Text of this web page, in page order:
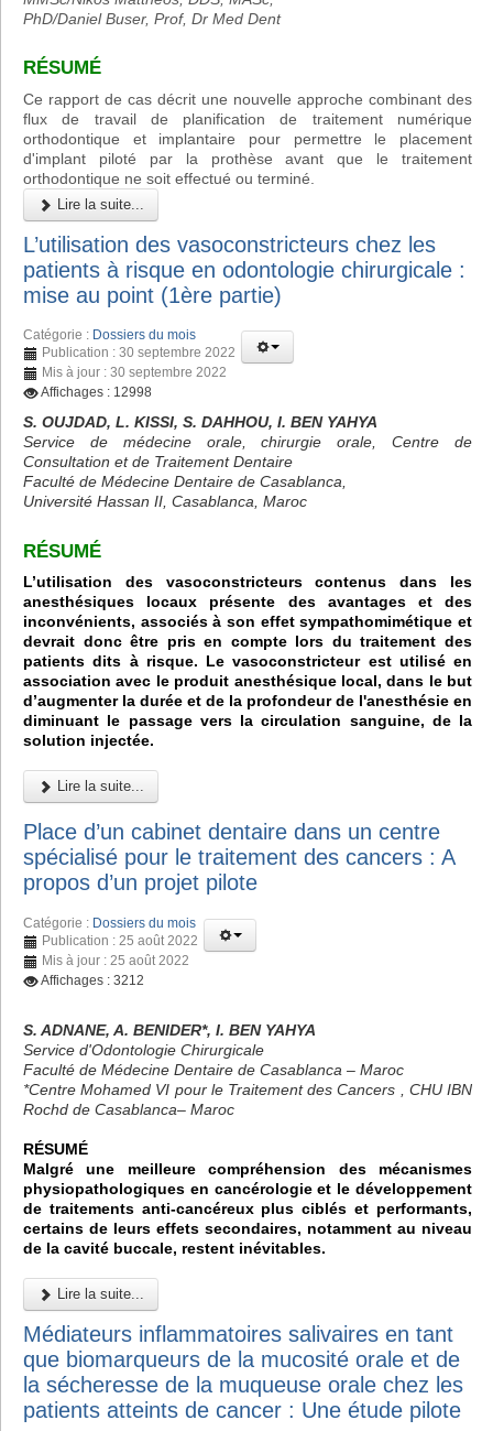
PhD/Daniel Buser, Prof, Dr Med Dent
RÉSUMÉ
Ce rapport de cas décrit une nouvelle approche combinant des
flux de travail de planification de traitement numérique
orthodontique et implantaire pour permettre le placement
d'implant piloté par la prothèse avant que le traitement
orthodontique ne soit effectué ou terminé.
Lire la suite...
L’utilisation des vasoconstricteurs chez les
patients à risque en odontologie chirurgicale :
mise au point (1ère partie)
Catégorie : Dossiers du mois
Publication : 30 septembre 2022
Mis à jour : 30 septembre 2022
Affichages : 12998
S. OUJDAD, L. KISSI, S. DAHHOU, I. BEN YAHYA
Service de médecine orale, chirurgie orale, Centre de
Consultation et de Traitement Dentaire
Faculté de Médecine Dentaire de Casablanca,
Université Hassan II, Casablanca, Maroc
RÉSUMÉ
L’utilisation des vasoconstricteurs contenus dans les
anesthésiques locaux présente des avantages et des
inconvénients, associés à son effet sympathomimétique et
devrait donc être pris en compte lors du traitement des
patients dits à risque. Le vasoconstricteur est utilisé en
association avec le produit anesthésique local, dans le but
d’augmenter la durée et de la profondeur de l'anesthésie en
diminuant le passage vers la circulation sanguine, de la
solution injectée.
Lire la suite...
Place d’un cabinet dentaire dans un centre
spécialisé pour le traitement des cancers : A
propos d’un projet pilote
Catégorie : Dossiers du mois
Publication : 25 août 2022
Mis à jour : 25 août 2022
Affichages : 3212
S. ADNANE, A. BENIDER*, I. BEN YAHYA
Service d'Odontologie Chirurgicale
Faculté de Médecine Dentaire de Casablanca – Maroc
*Centre Mohamed VI pour le Traitement des Cancers , CHU IBN
Rochd de Casablanca– Maroc
RÉSUMÉ
Malgré une meilleure compréhension des mécanismes
physiopathologiques en cancérologie et le développement
de traitements anti-cancéreux plus ciblés et performants,
certains de leurs effets secondaires, notamment au niveau
de la cavité buccale, restent inévitables.
Lire la suite...
Médiateurs inflammatoires salivaires en tant
que biomarqueurs de la mucosité orale et de
la sécheresse de la muqueuse orale chez les
patients atteints de cancer : Une étude pilote